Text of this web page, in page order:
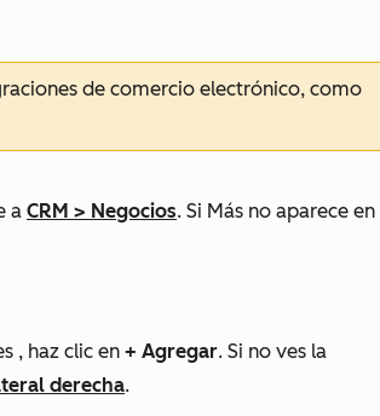
de comercio electrónico, como
a CRM > Negocios. Si Más no aparece en
, haz clic en + Agregar. Si no ves la
derecha.